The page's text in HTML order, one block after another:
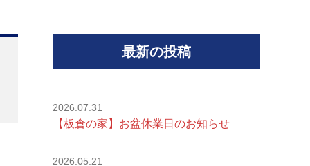
最新の投稿
2026.07.31
【板倉の家】お盆休業日のお知らせ
2026.05.21